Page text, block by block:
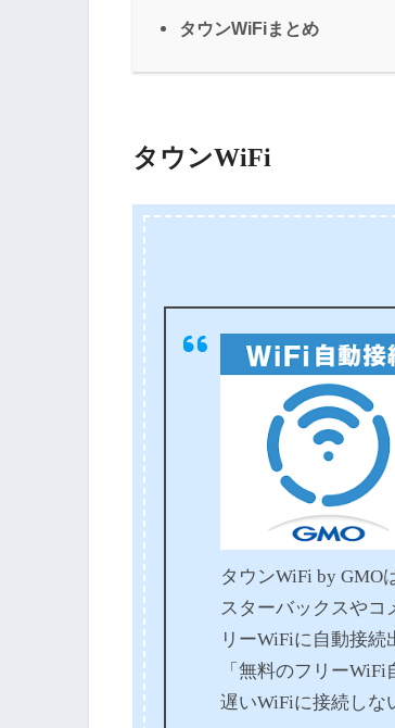
タウンWiFiまとめ
タウンWiFi
タウンWiFi by GMO
スターバックスやコ
リーWiFiに自動接続
「無料のフリーWiFi
遅いWiFiに接続しな